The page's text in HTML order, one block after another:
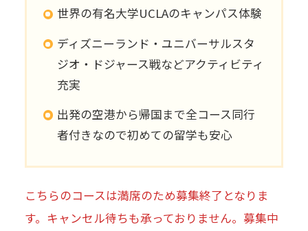
世界の有名大学UCLAのキャンパス体験
ディズニーランド・ユニバーサルスタ
ジオ・ドジャース戦などアクティビティ
充実
出発の空港から帰国まで全コース同行
者付きなので初めての留学も安心
こちらのコースは満席のため募集終了となりま
す。キャンセル待ちも承っておりません。募集中